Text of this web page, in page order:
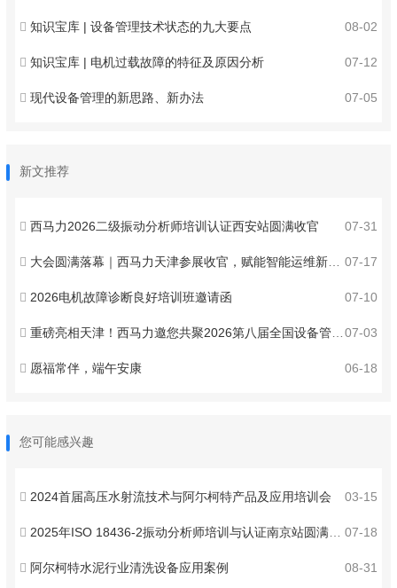
08-02
知识宝库 | 设备管理技术状态的九大要点
07-12
知识宝库 | 电机过载故障的特征及原因分析
07-05
现代设备管理的新思路、新办法
新文推荐
07-31
西马力2026二级振动分析师培训认证西安站圆满收官
07-17
大会圆满落幕｜西马力天津参展收官，赋能智能运维新发展
07-10
2026电机故障诊断良好培训班邀请函
07-03
重磅亮相天津！西马力邀您共聚2026第八届全国设备管理与技术创新成果交流大会 ！
06-18
愿福常伴，端午安康
您可能感兴趣
03-15
2024首届高压水射流技术与阿尓柯特产品及应用培训会
07-18
2025年ISO 18436-2振动分析师培训与认证南京站圆满收官！
08-31
阿尔柯特水泥行业清洗设备应用案例